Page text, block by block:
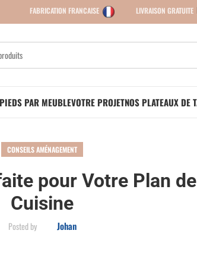
FABRICATION FRANCAISE LIVRAISON GRATUITE
PAR MEUBLEVOTRE PROJETNOS PLATEAUX DE
CONSEILS AMÉNAGEMENT
pour Votre Plan
Cuisine
Posted by Johan